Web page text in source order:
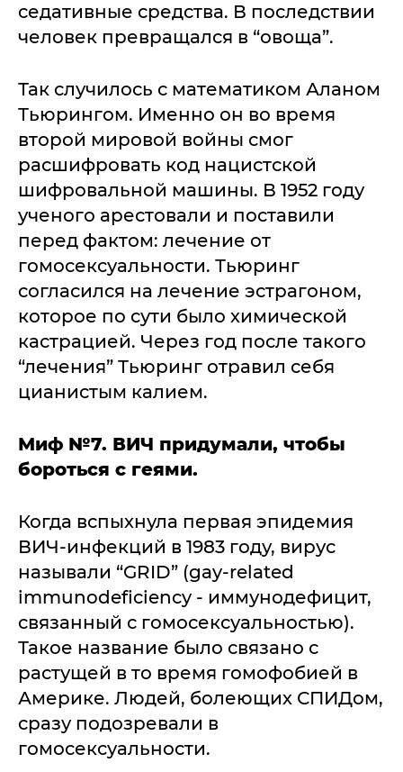
седативные средства. В последствии
человек превращался в “овоща”.
Так случилось с математиком Аланом
Тьюрингом. Именно он во время
второй мировой войны смог
расшифровать код нацистской
шифровальной машины. В 1952 году
ученого арестовали и поставили
перед фактом: лечение от
гомосексуальности. Тьюринг
согласился на лечение эстрагоном,
которое по сути было химической
кастрацией. Через год после такого
“лечения” Тьюринг отравил себя
цианистым калием.
Миф №7. ВИЧ придумали, чтобы
бороться с геями.
Когда вспыхнула первая эпидемия
ВИЧ-инфекций в 1983 году, вирус
называли “GRID” (gay-related
immunodeficiency - иммунодефицит,
связанный с гомосексуальностью).
Такое название было связано с
растущей в то время гомофобией в
Америке. Людей, болеющих СПИДом,
сразу подозревали в
гомосексуальности.